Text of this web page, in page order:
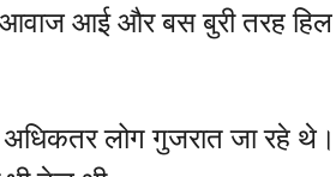
आई और बस बुरी तरह
लोग गुजरात जा रहे थे।